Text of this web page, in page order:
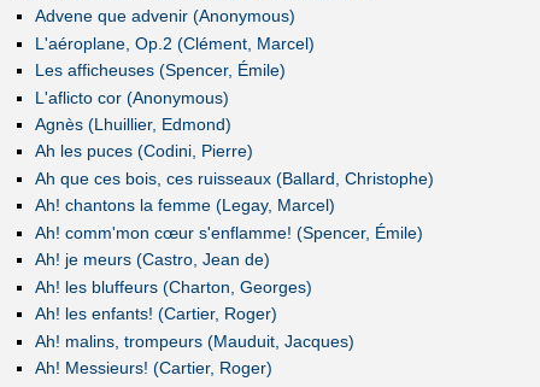
Advene que advenir (Anonymous)
L'aéroplane, Op.2 (Clément, Marcel)
Les afficheuses (Spencer, Émile)
L'aflicto cor (Anonymous)
Agnès (Lhuillier, Edmond)
Ah les puces (Codini, Pierre)
Ah que ces bois, ces ruisseaux (Ballard, Christophe)
Ah! chantons la femme (Legay, Marcel)
Ah! comm'mon cœur s'enflamme! (Spencer, Émile)
Ah! je meurs (Castro, Jean de)
Ah! les bluffeurs (Charton, Georges)
Ah! les enfants! (Cartier, Roger)
Ah! malins, trompeurs (Mauduit, Jacques)
Ah! Messieurs! (Cartier, Roger)